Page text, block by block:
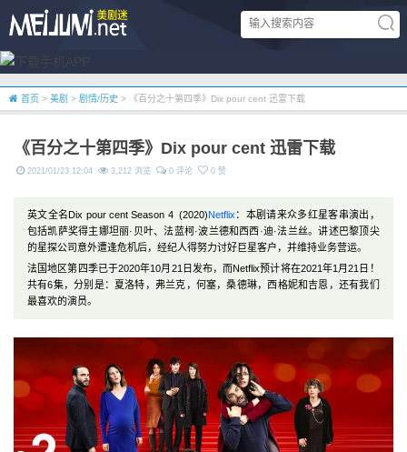
首页 > 美剧 > 剧情/历史 > 《百分之十第四季》Dix pour cent 迅雷下载
《百分之十第四季》Dix pour cent 迅雷下载
2021/01/23 12:04 3,212 浏览 0 评论 0 赞
英文全名Dix pour cent Season 4 (2020)Netflix ：本剧请来众多红星客串演出，
包括凯萨奖得主娜坦丽·贝叶、法蓝柯·波兰德和西西·迪·法兰丝。讲述巴黎顶尖
的星探公司意外遭逢危机后，经纪人得努力讨好巨星客户，并维持业务营运。
法国地区第四季已于2020年10月21日发布，而Netflix预计将在2021年1月21日！
共有6集，分别是：夏洛特，弗兰克，何塞，桑德琳，西格妮和吉恩，还有我们
最喜欢的演员。